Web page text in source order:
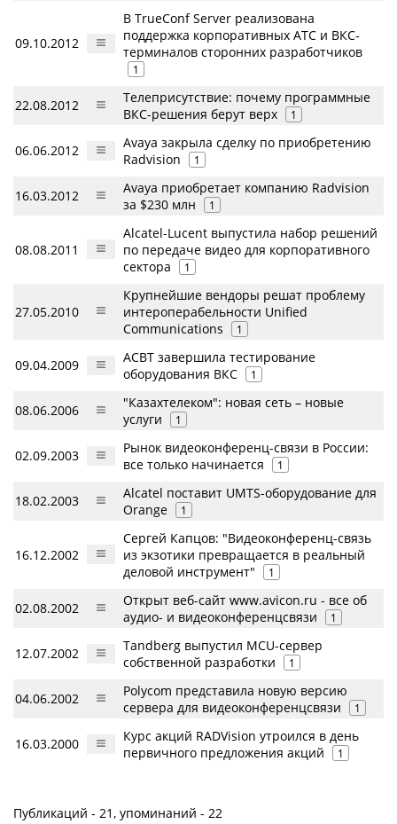
09.10.2012
В TrueConf Server реализована
поддержка корпоративных АТС и ВКС-
терминалов сторонних разработчиков
1
22.08.2012
Телеприсутствие: почему программные
ВКС-решения берут верх
1
06.06.2012
Avaya закрыла сделку по приобретению
Radvision
1
16.03.2012
Avaya приобретает компанию Radvision
за $230 млн
1
08.08.2011
Alcatel-Lucent выпустила набор решений
по передаче видео для корпоративного
сектора
1
27.05.2010
Крупнейшие вендоры решат проблему
интероперабельности Unified
Communications
1
09.04.2009
АСВТ завершила тестирование
оборудования ВКС
1
08.06.2006
"Казахтелеком": новая сеть – новые
услуги
1
02.09.2003
Рынок видеоконференц-связи в России:
все только начинается
1
18.02.2003
Alcatel поставит UMTS-оборудование для
Orange
1
16.12.2002
Сергей Капцов: "Видеоконференц-связь
из экзотики превращается в реальный
деловой инструмент"
1
02.08.2002
Открыт веб-сайт www.avicon.ru - все об
аудио- и видеоконференцсвязи
1
12.07.2002
Tandberg выпустил MCU-cервер
собственной разработки
1
04.06.2002
Polycom представила новую версию
сервера для видеоконференцсвязи
1
16.03.2000
Курс акций RADVision утроился в день
первичного предложения акций
1
Публикаций - 21, упоминаний - 22